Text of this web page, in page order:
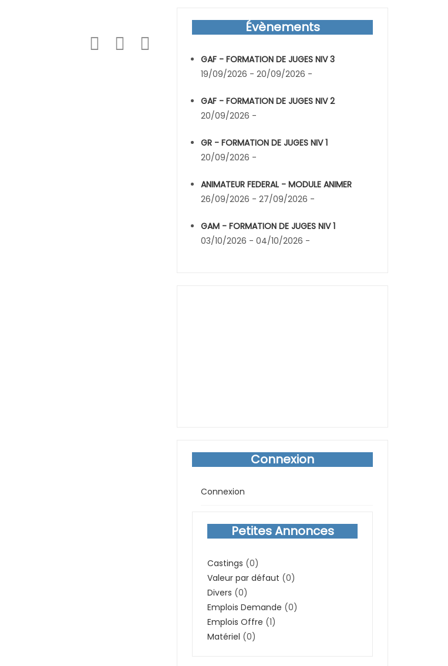
Évènements
GAF - FORMATION DE JUGES NIV 3
19/09/2026 - 20/09/2026 -
GAF - FORMATION DE JUGES NIV 2
20/09/2026 -
GR - FORMATION DE JUGES NIV 1
20/09/2026 -
ANIMATEUR FEDERAL - MODULE ANIMER
26/09/2026 - 27/09/2026 -
GAM - FORMATION DE JUGES NIV 1
03/10/2026 - 04/10/2026 -
Connexion
Connexion
Petites Annonces
Castings (0)
Valeur par défaut (0)
Divers (0)
Emplois Demande (0)
Emplois Offre (1)
Matériel (0)